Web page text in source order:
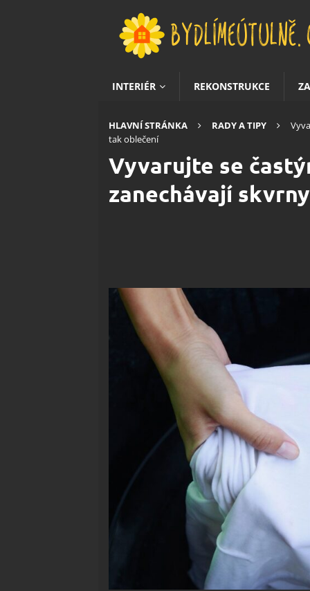
INTERIÉR REKONSTRUKCE
HLAVNÍ STRÁNKA RADY A TIPY
tak oblečení
Vyvarujte se
zanechávají